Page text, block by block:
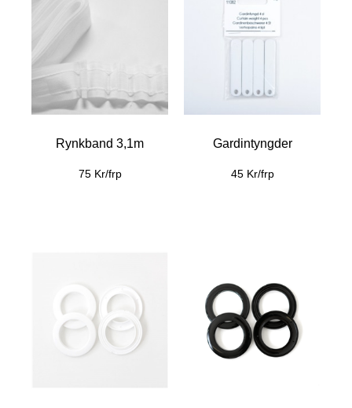
Rynkband 3,1m
75 Kr/frp
Gardintyngder
45 Kr/frp